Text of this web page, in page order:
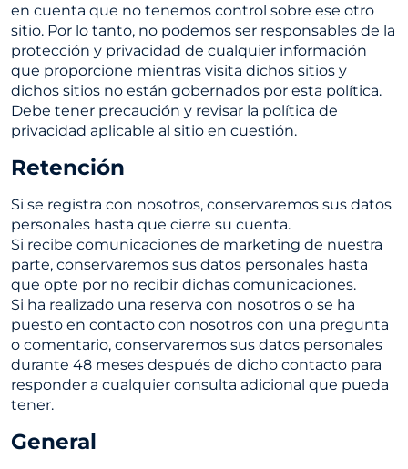
en cuenta que no tenemos control sobre ese otro
sitio. Por lo tanto, no podemos ser responsables de la
protección y privacidad de cualquier información
que proporcione mientras visita dichos sitios y
dichos sitios no están gobernados por esta política.
Debe tener precaución y revisar la política de
privacidad aplicable al sitio en cuestión.
Retención
Si se registra con nosotros, conservaremos sus datos
personales hasta que cierre su cuenta.
Si recibe comunicaciones de marketing de nuestra
parte, conservaremos sus datos personales hasta
que opte por no recibir dichas comunicaciones.
Si ha realizado una reserva con nosotros o se ha
puesto en contacto con nosotros con una pregunta
o comentario, conservaremos sus datos personales
durante 48 meses después de dicho contacto para
responder a cualquier consulta adicional que pueda
tener.
General